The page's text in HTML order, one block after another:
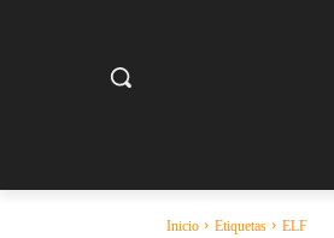
Inicio Etiquetas ELF